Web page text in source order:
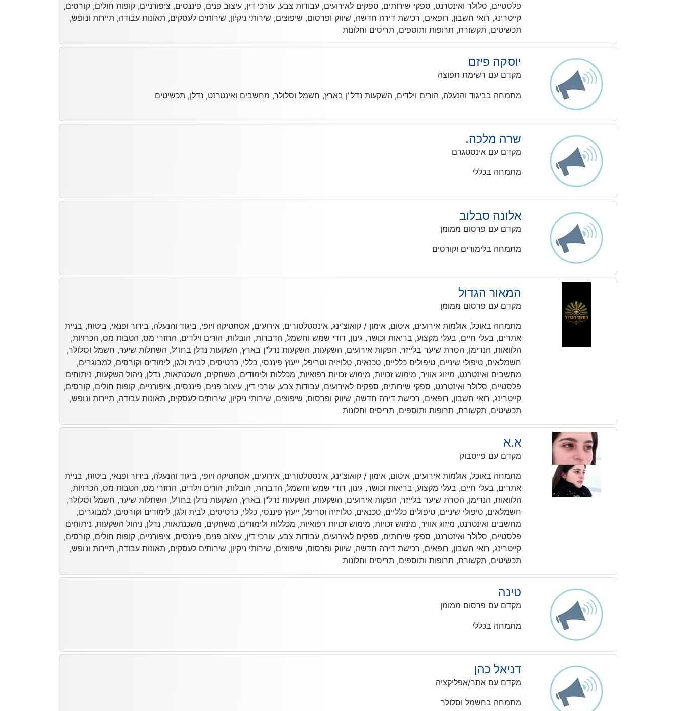
פלסטיים, סלולר ואינטרנט, ספקי שירותים, ספקים לאירועים, עבודות צבע, עורכי דין, עיצוב פנים, פיננסים, ציפורניים, קופות חולים, קורסים,
קייטרינג, רואי חשבון, רופאים, רכישת דירה חדשה, שיווק ופרסום, שיפוצים, שירותי ניקיון, שירותים לעסקים, תאונות עבודה, תיירות ונופש,
תכשיטים, תקשורת, תרופות ותוספים, תריסים וחלונות
יוסקה פיזם
מקדם עם רשימת תפוצה
מתמחה בביגוד והנעלה, הורים וילדים, השקעות נדל"ן בארץ, חשמל וסלולר, מחשבים ואינטרנט, נדלן, תכשיטים
שרה מלכה.
מקדם עם אינסטגרם
מתמחה בכללי
אלונה סבלוב
מקדם עם פרסום ממומן
מתמחה בלימודים וקורסים
המאור הגדול
מקדם עם פרסום ממומן
מתמחה באוכל, אולמות אירועים, איטום, אימון / קואוצ'ינג, אינסטלטורים, אירועים, אסתטיקה ויופי, ביגוד והנעלה, בידור ופנאי, ביטוח, בניית
אתרים, בעלי חיים, בעלי מקצוע, בריאות וכושר, גינון, דודי שמש וחשמל, הדברות, הובלות, הורים וילדים, החזרי מס, הטבות מס, הכרויות,
הלוואות, הנדימן, הסרת שיער בלייזר, הפקות אירועים, השקעות, השקעות נדל"ן בארץ, השקעות נדלן בחו"ל, השתלות שיער, חשמל וסלולר,
חשמלאים, טיפולי שיניים, טיפולים כלליים, טכנאים, טלויזיה וטריפל, ייעוץ פיננסי, כללי, כרטיסים, לבית ולגן, לימודים וקורסים, למבוגרים,
מחשבים ואינטרנט, מיזוג אוויר, מימוש זכויות, מימוש זכויות רפואיות, מכללות ולימודים, משחקים, משכנתאות, נדלן, ניהול השקעות, ניתוחים
פלסטיים, סלולר ואינטרנט, ספקי שירותים, ספקים לאירועים, עבודות צבע, עורכי דין, עיצוב פנים, פיננסים, ציפורניים, קופות חולים, קורסים,
קייטרינג, רואי חשבון, רופאים, רכישת דירה חדשה, שיווק ופרסום, שיפוצים, שירותי ניקיון, שירותים לעסקים, תאונות עבודה, תיירות ונופש,
תכשיטים, תקשורת, תרופות ותוספים, תריסים וחלונות
א.א
מקדם עם פייסבוק
מתמחה באוכל, אולמות אירועים, איטום, אימון / קואוצ'ינג, אינסטלטורים, אירועים, אסתטיקה ויופי, ביגוד והנעלה, בידור ופנאי, ביטוח, בניית
אתרים, בעלי חיים, בעלי מקצוע, בריאות וכושר, גינון, דודי שמש וחשמל, הדברות, הובלות, הורים וילדים, החזרי מס, הטבות מס, הכרויות,
הלוואות, הנדימן, הסרת שיער בלייזר, הפקות אירועים, השקעות, השקעות נדל"ן בארץ, השקעות נדלן בחו"ל, השתלות שיער, חשמל וסלולר,
חשמלאים, טיפולי שיניים, טיפולים כלליים, טכנאים, טלויזיה וטריפל, ייעוץ פיננסי, כללי, כרטיסים, לבית ולגן, לימודים וקורסים, למבוגרים,
מחשבים ואינטרנט, מיזוג אוויר, מימוש זכויות, מימוש זכויות רפואיות, מכללות ולימודים, משחקים, משכנתאות, נדלן, ניהול השקעות, ניתוחים
פלסטיים, סלולר ואינטרנט, ספקי שירותים, ספקים לאירועים, עבודות צבע, עורכי דין, עיצוב פנים, פיננסים, ציפורניים, קופות חולים, קורסים,
קייטרינג, רואי חשבון, רופאים, רכישת דירה חדשה, שיווק ופרסום, שיפוצים, שירותי ניקיון, שירותים לעסקים, תאונות עבודה, תיירות ונופש,
תכשיטים, תקשורת, תרופות ותוספים, תריסים וחלונות
טינה
מקדם עם פרסום ממומן
מתמחה בכללי
דניאל כהן
מקדם עם אתר/אפליקציה
מתמחה בחשמל וסלולר